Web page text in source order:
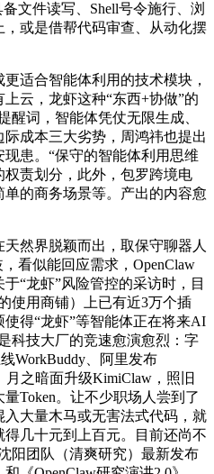
文件读写、Shell号令施行、浏
或是借帮代码审查、从动化摆
合智能体利用的技术模块，
云，龙虾这种“东西+协做”的
醒词，智能体凭仗无限生成、
成本三大劣势，周鸿祎也提出
患。“保守的智能体利用思维
责划分，此外，包罗跨境电
的商务场景等。产出的内容愈
然界脱颖而出，取保守聊器人
看似能回应需求，OpenClaw
“龙虾”风险管控的采访时，目
使用商铺）上已有近3万个插
得“龙虾”等智能体正在将来AI
科技大厂的竞速愈演愈烈：字
WorkBuddy、阿里发布
月之暗面升级KimiClaw，照旧
Token。让不少职场人尝到了
大量木马或无害法式代码，就
几十元到上百元。目前还尚不
阳团队（清爽研究）最新发布